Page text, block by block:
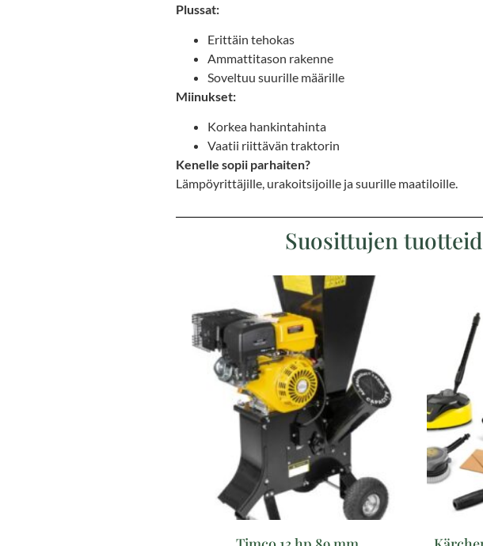
Plussat:
Erittäin tehokas
Ammattitason rakenne
Soveltuu suurille määrille
Miinukset:
Korkea hankintahinta
Vaatii riittävän traktorin
Kenelle sopii parhaiten?
Lämpöyrittäjille, urakoitsijoille ja suurille maatiloille.
Suosittujen